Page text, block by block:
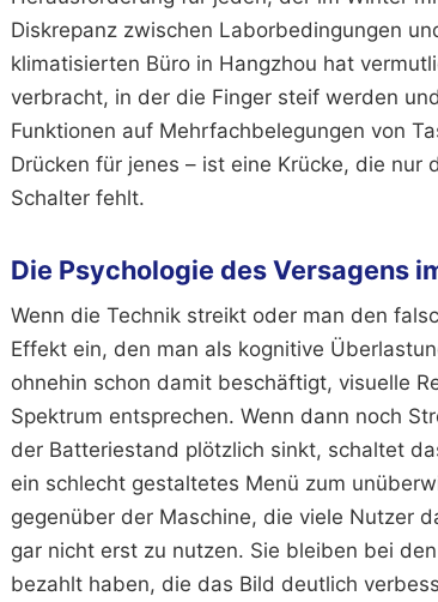
Diskrepanz zwischen Laborbedingungen
klimatisierten Büro in Hangzhou hat
verbracht, in der die Finger steif werden
Funktionen auf Mehrfachbelegungen von
Drücken für jenes – ist eine Krücke, die
Schalter fehlt.
Die Psychologie des Versagens
Wenn die Technik streikt oder man den
Effekt ein, den man als kognitive
ohnehin schon damit beschäftigt, visuelle
Spektrum entsprechen. Wenn dann noch
der Batteriestand plötzlich sinkt, schaltet
ein schlecht gestaltetes Menü zum
gegenüber der Maschine, die viele Nutzer
gar nicht erst zu nutzen. Sie bleiben bei
bezahlt haben, die das Bild deutlich